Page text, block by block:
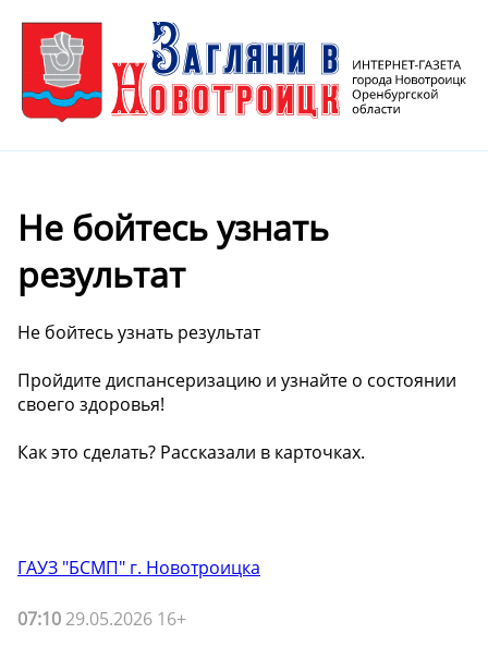
Не бойтесь узнать
результат
Не бойтесь узнать результат
Пройдите диспансеризацию и узнайте о состоянии
своего здоровья!
Как это сделать? Рассказали в карточках.
ГАУЗ "БСМП" г. Новотроицка
07:10 29.05.2026 16+